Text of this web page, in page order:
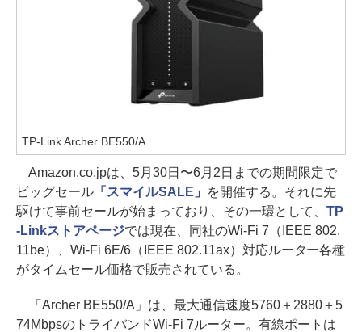
TP-Link Archer BE550/A
Amazon.co.jpは、5月30日〜6月2日までの期間限定で
ビッグセール「スマイルSALE」
を開催する。それに先
駆けて事前セールが始まっており、その一環として、 TP
-Linkストアページでは現在、同社のWi-Fi 7（IEEE 802.
11be）、Wi-Fi 6E/6（IEEE 802.11ax）対応ルーター各種
がタイムセール価格で販売されている。
「Archer BE550/A」は、最大通信速度5760＋2880＋5
74MbpsのトライバンドWi-Fi 7ルーター。有線ポートは